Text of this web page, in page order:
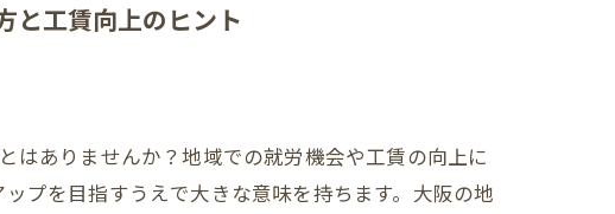
と工賃向上のヒント
はありませんか？地域での就労機会や工賃の向上に
プを目指すうえで大きな意味を持ちます。大阪の地